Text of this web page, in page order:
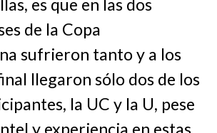
es que en las dos
de la Copa
sufrieron tanto y a los
llegaron sólo dos de los
la UC y la U, pese
y experiencia en estas